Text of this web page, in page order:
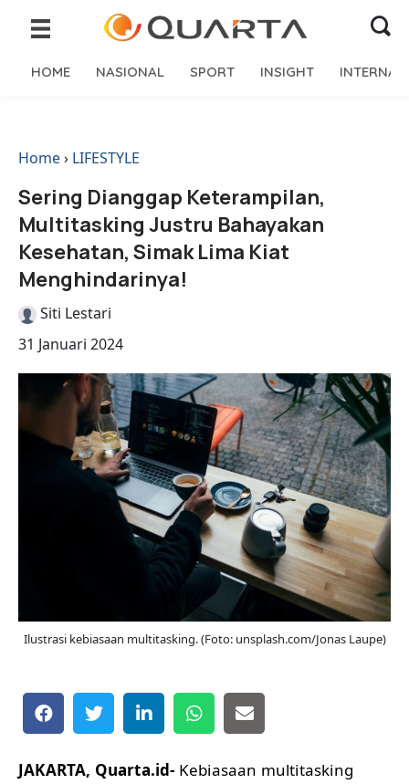
HOME NASIONAL SPORT INSIGHT
Home› LIFESTYLE
Sering Dianggap Keterampilan,
Multitasking Justru Bahayakan
Kesehatan, Simak Lima Kiat
Menghindarinya!
Siti Lestari
31 Januari 2024
Ilustrasi kebiasaan multitasking. (Foto: unsplash.com/Jonas Laupe)
JAKARTA, Quarta.id- Kebiasaan multitasking